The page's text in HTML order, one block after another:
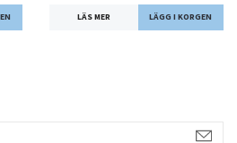
LÄS MER